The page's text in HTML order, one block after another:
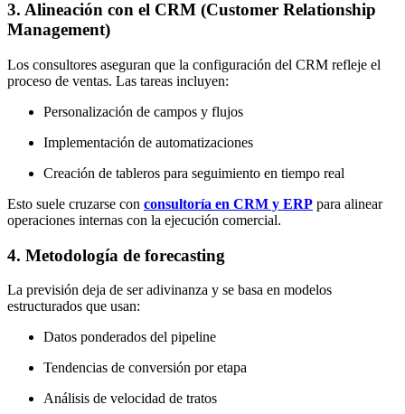
3. Alineación con el CRM (Customer Relationship
Management)
Los consultores aseguran que la configuración del CRM refleje el
proceso de ventas. Las tareas incluyen:
Personalización de campos y flujos
Implementación de automatizaciones
Creación de tableros para seguimiento en tiempo real
Esto suele cruzarse con consultoría en CRM y ERP para alinear
operaciones internas con la ejecución comercial.
4. Metodología de forecasting
La previsión deja de ser adivinanza y se basa en modelos
estructurados que usan:
Datos ponderados del pipeline
Tendencias de conversión por etapa
Análisis de velocidad de tratos